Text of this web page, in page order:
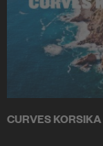
CURVES